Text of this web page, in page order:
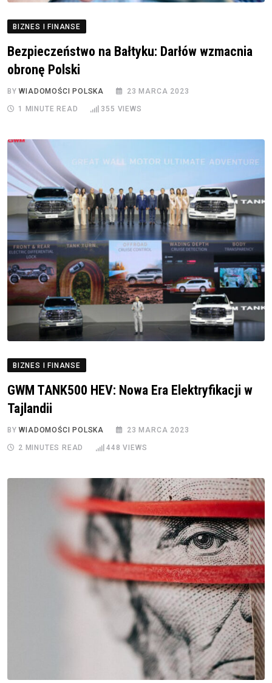
BIZNES I FINANSE
Bezpieczeństwo na Bałtyku: Darłów wzmacnia
obronę Polski
BYWIADOMOŚCI POLSKA 23 MARCA 2023
1 MINUTE READ 355 VIEWS
BIZNES I FINANSE
GWM TANK500 HEV: Nowa Era Elektryfikacji w
Tajlandii
BYWIADOMOŚCI POLSKA 23 MARCA 2023
2 MINUTES READ 448 VIEWS